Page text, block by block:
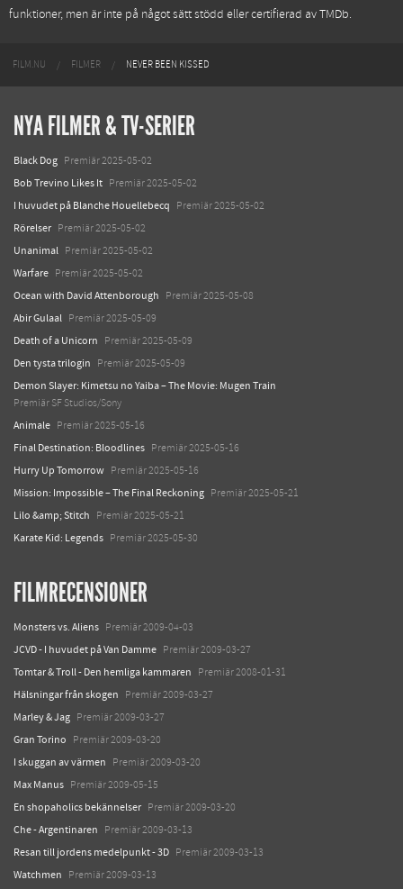
funktioner, men är inte på något sätt stödd eller certifierad av TMDb.
FILM.NU FILMER NEVER BEEN KISSED
NYA FILMER & TV-SERIER
Black Dog Premiär 2025-05-02
Bob Trevino Likes It Premiär 2025-05-02
I huvudet på Blanche Houellebecq Premiär 2025-05-02
Rörelser Premiär 2025-05-02
Unanimal Premiär 2025-05-02
Warfare Premiär 2025-05-02
Ocean with David Attenborough Premiär 2025-05-08
Abir Gulaal Premiär 2025-05-09
Death of a Unicorn Premiär 2025-05-09
Den tysta trilogin Premiär 2025-05-09
Demon Slayer: Kimetsu no Yaiba – The Movie: Mugen Train
Premiär SF Studios/Sony
Animale Premiär 2025-05-16
Final Destination: Bloodlines Premiär 2025-05-16
Hurry Up Tomorrow Premiär 2025-05-16
Mission: Impossible – The Final Reckoning Premiär 2025-05-21
Lilo &amp; Stitch Premiär 2025-05-21
Karate Kid: Legends Premiär 2025-05-30
FILMRECENSIONER
Monsters vs. Aliens Premiär 2009-04-03
JCVD - I huvudet på Van Damme Premiär 2009-03-27
Tomtar & Troll - Den hemliga kammaren Premiär 2008-01-31
Hälsningar från skogen Premiär 2009-03-27
Marley & Jag Premiär 2009-03-27
Gran Torino Premiär 2009-03-20
I skuggan av värmen Premiär 2009-03-20
Max Manus Premiär 2009-05-15
En shopaholics bekännelser Premiär 2009-03-20
Che - Argentinaren Premiär 2009-03-13
Resan till jordens medelpunkt - 3D Premiär 2009-03-13
Watchmen Premiär 2009-03-13